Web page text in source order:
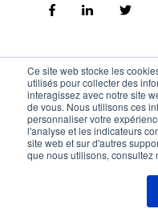
Ce site web stocke les
utilisés pour collecter des
interagissez avec notre site
de vous. Nous utilisons ces
personnaliser votre
l'analyse et les indicateurs
site web et sur d'autres
que nous utilisons, consultez
NOUS CONTACTER
TMC France
1, Parvis de la